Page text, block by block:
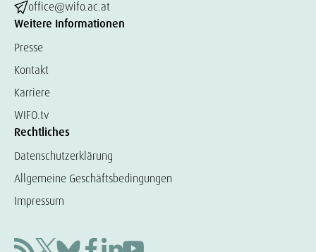
office@wifo.ac.at
Weitere Informationen
Presse
Kontakt
Karriere
WIFO.tv
Rechtliches
Datenschutzerklärung
Allgemeine Geschäftsbedingungen
Impressum